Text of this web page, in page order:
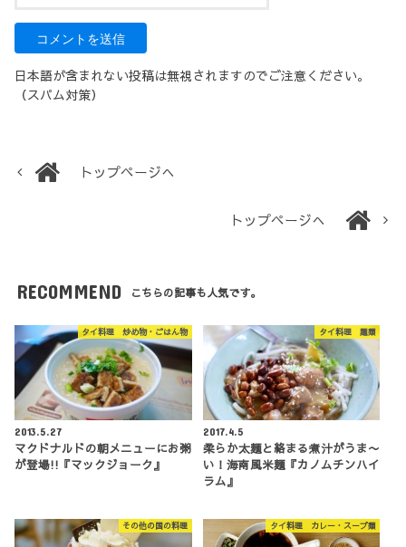
日本語が含まれない投稿は無視されますのでご注意ください。
（スパム対策）
トップページへ
トップページへ
RECOMMEND こちらの記事も人気です。
タイ料理 炒め物・ごはん物
2013.5.27
マクドナルドの朝メニューにお粥
が登場!!『マックジョーク』
タイ料理 麺類
2017.4.5
柔らか太麺と絡まる煮汁がうま〜
い！海南風米麺『カノムチンハイ
ラム』
その他の国の料理 タイ料理 カレー・スープ類